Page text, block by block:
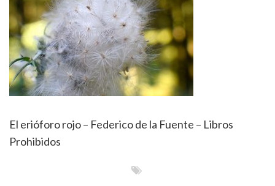
El erióforo rojo – Federico de la Fuente – Libros
Prohibidos